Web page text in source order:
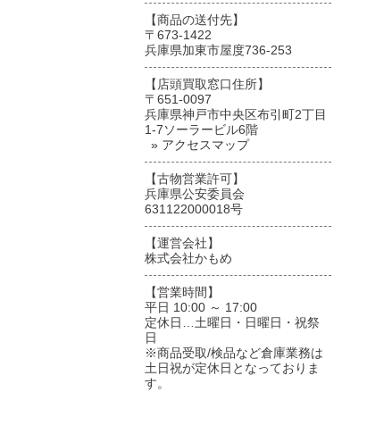
【商品の送付先】
〒673-1422
兵庫県加東市屋度736-253
【店頭買取窓口住所】
〒651-0097
兵庫県神戸市中央区布引町2丁目
1-7ソーラービル6階
» アクセスマップ
【古物営業許可】
兵庫県公安委員会
631122000018号
【運営会社】
株式会社かもめ
【営業時間】
平日 10:00 ～ 17:00
定休日…土曜日・日曜日・祝祭
日
※商品受取/検品など倉庫業務は
土日祝が定休日となっておりま
す。